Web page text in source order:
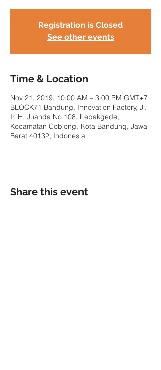
Registration is Closed
See other events
Time & Location
Nov 21, 2019, 10:00 AM – 3:00 PM GMT+7
BLOCK71 Bandung, Innovation Factory, Jl.
Ir. H. Juanda No.108, Lebakgede,
Kecamatan Coblong, Kota Bandung, Jawa
Barat 40132, Indonesia
Share this event